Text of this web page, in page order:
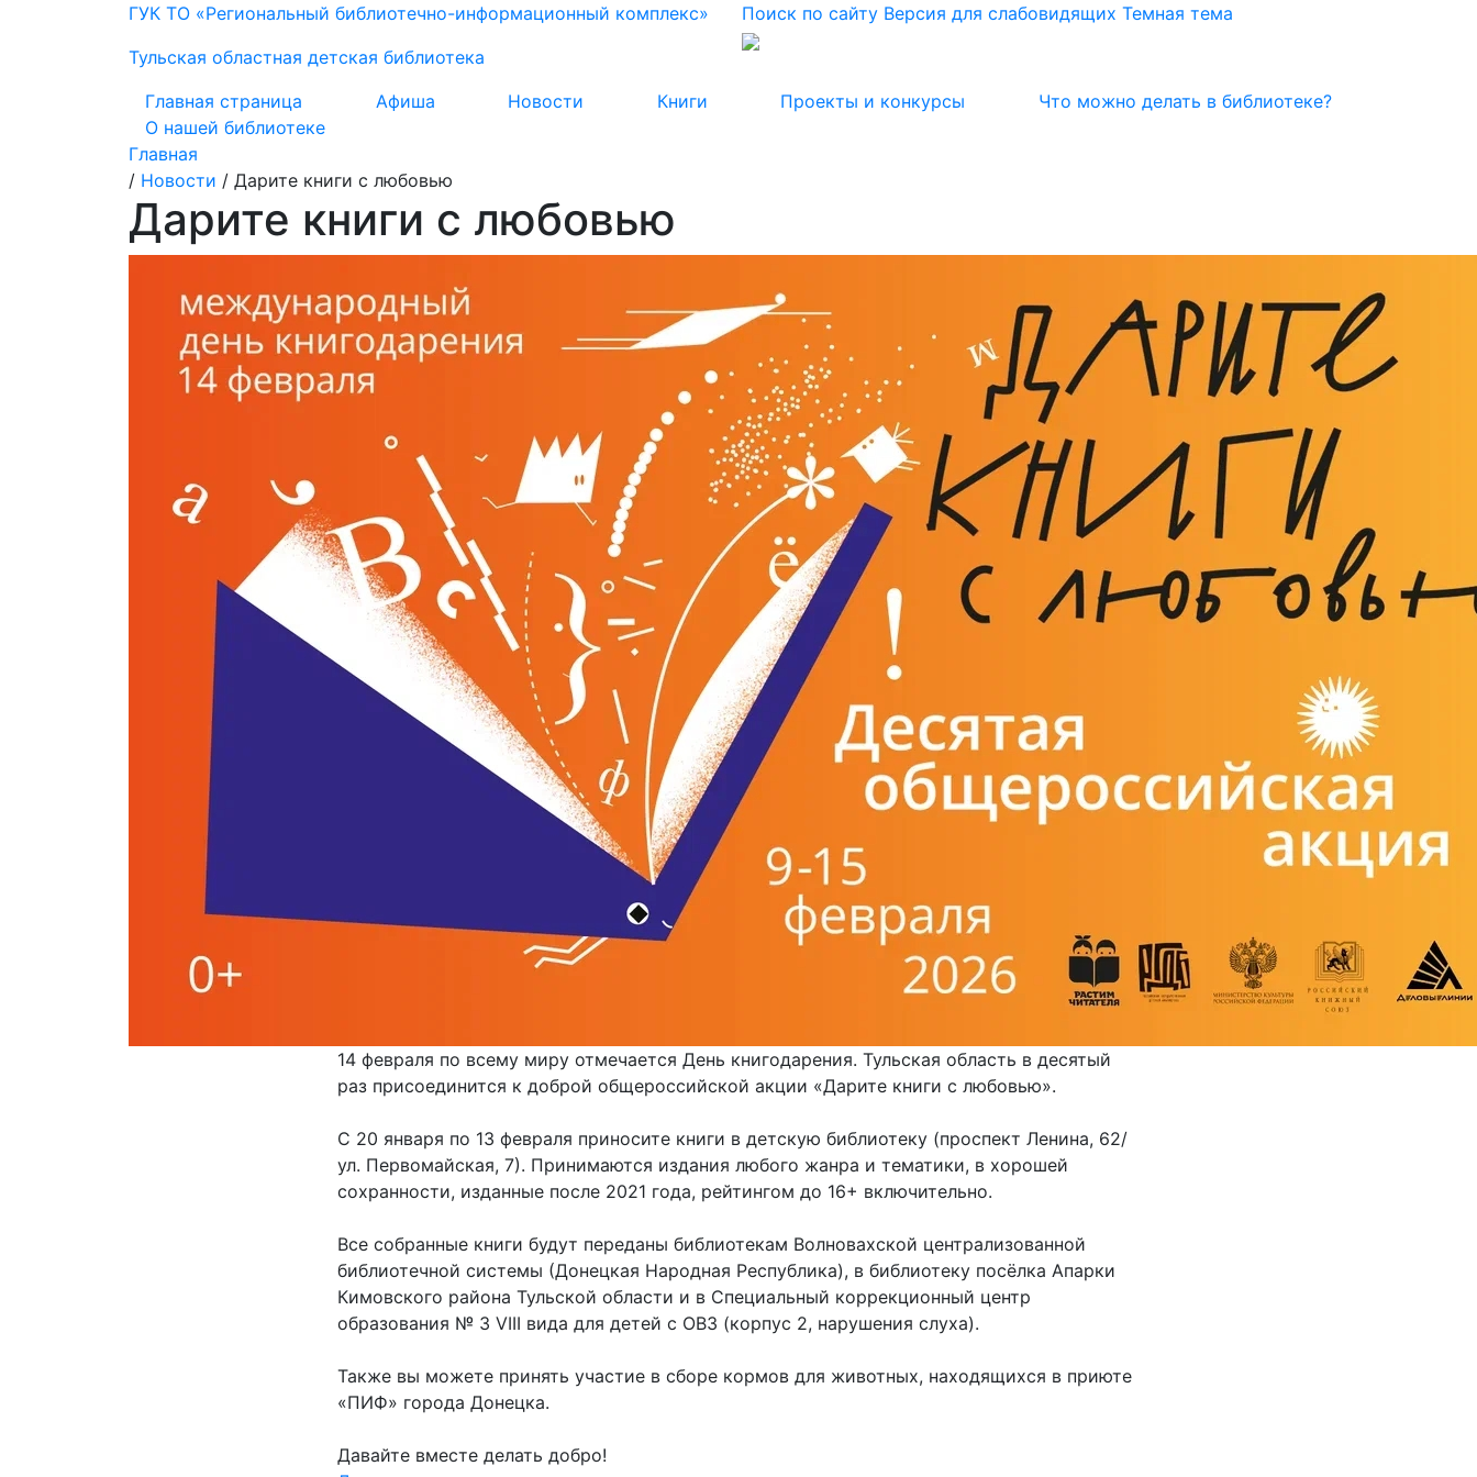
ГУК ТО «Региональный библиотечно-информационный комплекс»
Тульская областная детская библиотека
Поиск по сайту Версия для слабовидящих Темная тема
Главная страница Афиша Новости Книги Проекты и конкурсы
Что можно делать в библиотеке?
О нашей библиотеке
Главная
/ Новости / Дарите книги с любовью
Дарите книги с любовью
14 февраля по всему миру отмечается День книгодарения. Тульская область в десятый
раз присоединится к доброй общероссийской акции «Дарите книги с любовью».
С 20 января по 13 февраля приносите книги в детскую библиотеку (проспект Ленина, 62/
ул. Первомайская, 7). Принимаются издания любого жанра и тематики, в хорошей
сохранности, изданные после 2021 года, рейтингом до 16+ включительно.
Все собранные книги будут переданы библиотекам Волновахской централизованной
библиотечной системы (Донецкая Народная Республика), в библиотеку посёлка Апарки
Кимовского района Тульской области и в Специальный коррекционный центр
образования № 3 VIII вида для детей с ОВЗ (корпус 2, нарушения слуха).
Также вы можете принять участие в сборе кормов для животных, находящихся в приюте
«ПИФ» города Донецка.
Давайте вместе делать добро!